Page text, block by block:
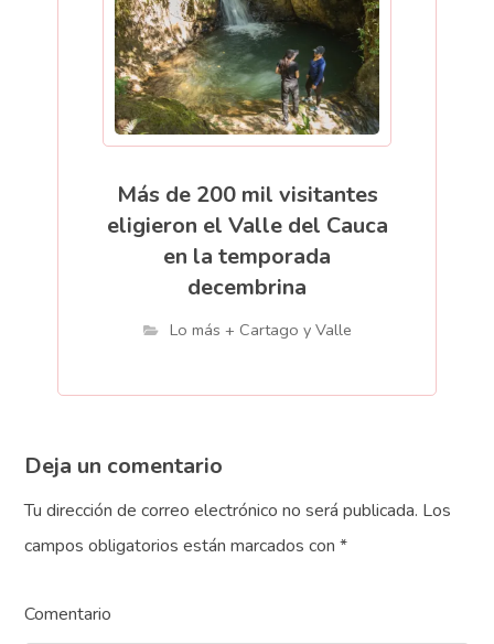
Más de 200 mil visitantes
eligieron el Valle del Cauca
en la temporada
decembrina
Lo más + Cartago y Valle
Deja un comentario
Tu dirección de correo electrónico no será publicada. Los
campos obligatorios están marcados con*
Comentario